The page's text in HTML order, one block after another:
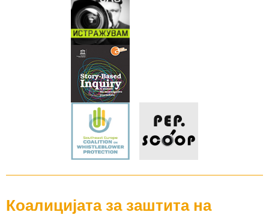
Коалицијата за заштита на